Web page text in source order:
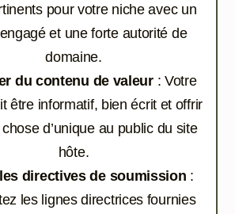
pour votre niche avec un
et une forte autorité de
domaine.
du contenu de valeur: Votre
être informatif, bien écrit et offrir
d’unique au public du site
hôte.
directives de soumission :
les lignes directrices fournies